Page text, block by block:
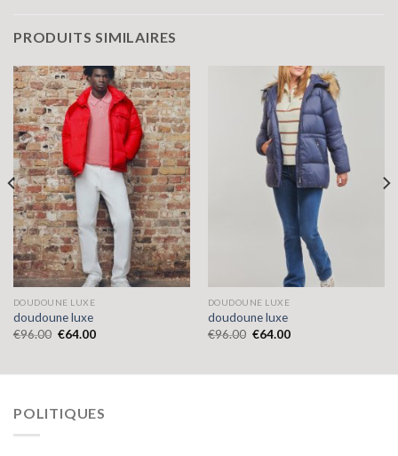
PRODUITS SIMILAIRES
DOUDOUNE LUXE
doudoune luxe
€96.00 €64.00
DOUDOUNE LUXE
doudoune luxe
€96.00 €64.00
POLITIQUES